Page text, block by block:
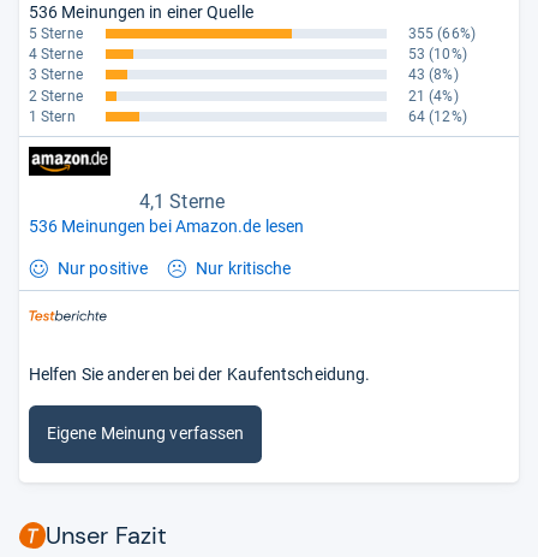
536 Meinungen in einer Quelle
5 Sterne 355 (66%)
4 Sterne
53 (10%)
3 Sterne
43 (8%)
2 Sterne
21 (4%)
1 Stern
64 (12%)
4,1 Sterne
536 Meinungen bei Amazon.de lesen
Nur positive Nur kritische
Helfen Sie anderen bei der Kaufentscheidung.
Eigene Meinung verfassen
Unser Fazit